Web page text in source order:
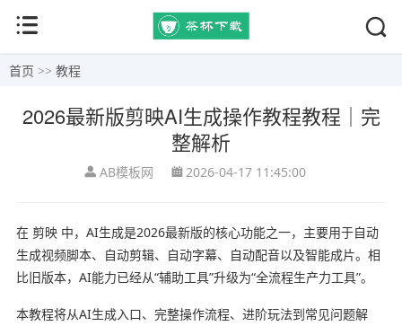
首页 >> 教程
2026最新版剪映AI生成操作教程教程｜完
整解析
AB模板网 2026-04-17 11:45:00
在 剪映中，AI生成是2026最新版的核心功能之一，主要用于自动
生成视频脚本、自动剪辑、自动字幕、自动配音以及智能成片。相
比旧版本，AI能力已经从“辅助工具”升级为“全流程生产力工具”。
本教程将从AI生成入口、完整操作流程、进阶玩法到常见问题解